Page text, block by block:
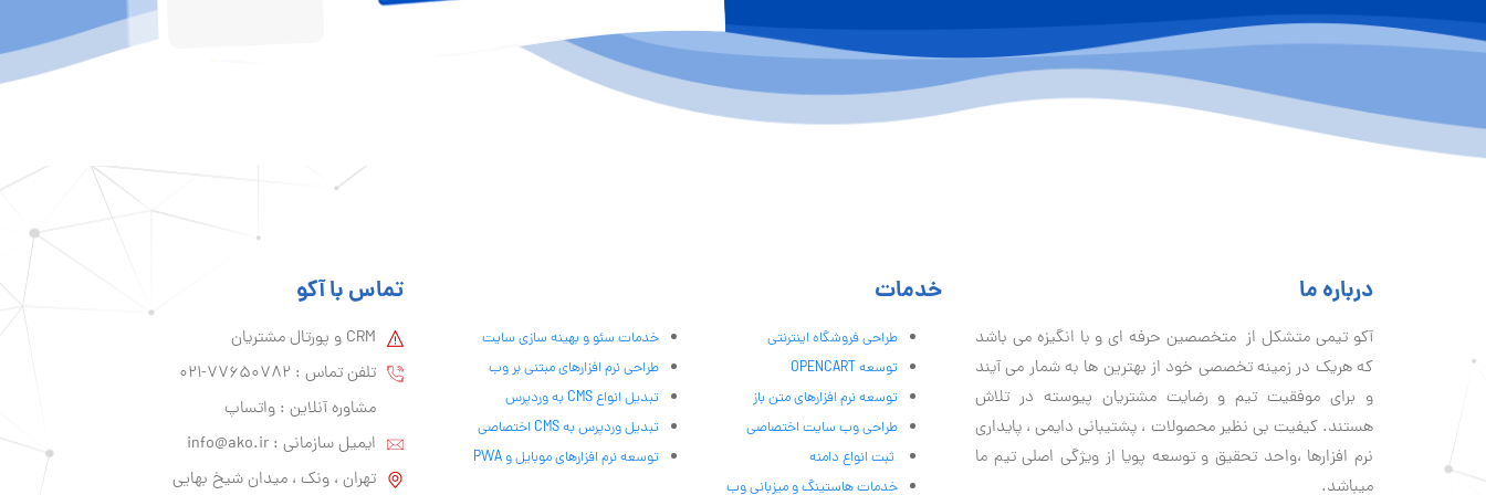
درباره ما
آكو تيمی متشکل از متخصصین حرفه ای و با انگیزه می باشد
که هریک در زمینه تخصصی خود از بهترین ها به شمار می آیند
و برای موفقیت تيم و رضایت مشتریان پیوسته در تلاش
هستند. کیفیت بی نظير محصولات ، پشتیبانی دايمی ، پایداری
نرم افزارها ،واحد تحقیق و توسعه پویا از ویژگی اصلی تیم ما
میباشد.
خدمات
طراحی فروشگاه اینترنتی
توسعه OPENCART
توسعه نرم افزارهای متن باز
طراحی وب سایت اختصاصی
ثبت انواع دامنه
خدمات هاستینگ و میزبانی وب
خدمات سئو و بهینه سازی سایت
طراحی نرم افزارهای مبتنی بر وب
تبدیل انواع CMS به وردپرس
تبدیل وردپرس به CMS اختصاصی
توسعه نرم افزارهای موبایل و PWA
تماس با آکو
CRM و پورتال مشتریان
تلفن تماس :‌ 77650782-021
مشاوره آنلاین : واتساپ
ایمیل سازمانی :‌info@ako.ir
تهران ، ونک ، میدان شیخ بهایی